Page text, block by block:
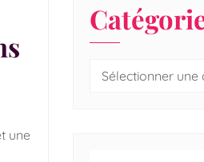
une